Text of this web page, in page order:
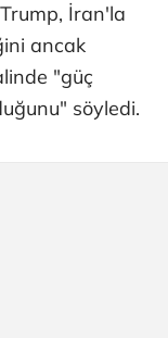
İran'la
ancak
"güç
söyledi.